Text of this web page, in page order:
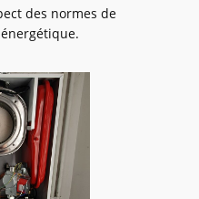
des normes de